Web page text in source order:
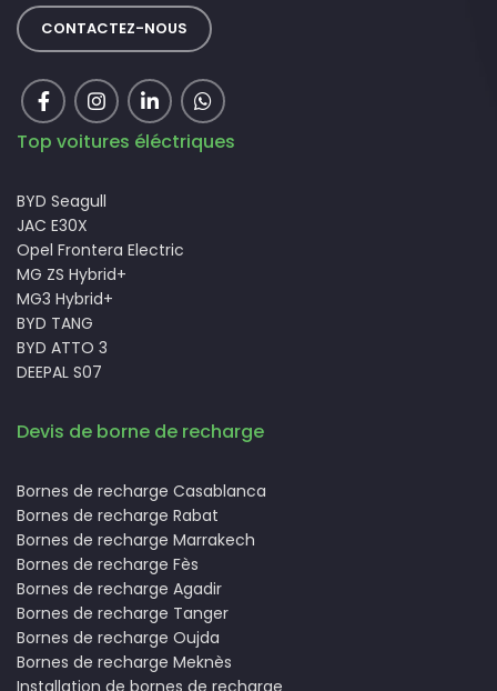
CONTACTEZ-NOUS
Top voitures éléctriques
BYD Seagull
JAC E30X
Opel Frontera Electric
MG ZS Hybrid+
MG3 Hybrid+
BYD TANG
BYD ATTO 3
DEEPAL S07
Devis de borne de recharge
Bornes de recharge Casablanca
Bornes de recharge Rabat
Bornes de recharge Marrakech
Bornes de recharge Fès
Bornes de recharge Agadir
Bornes de recharge Tanger
Bornes de recharge Oujda
Bornes de recharge Meknès
Installation de bornes de recharge